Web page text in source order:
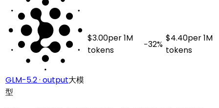
GLM-5.2 · output大模
型
$3.00per 1M
tokens
−32%
$4.40per 1M
tokens